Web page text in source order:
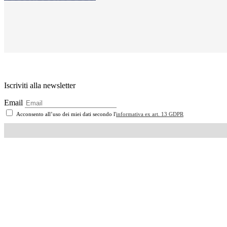
Iscriviti alla newsletter
Email
Acconsento all’uso dei miei dati secondo l'informativa ex art. 13 GDPR